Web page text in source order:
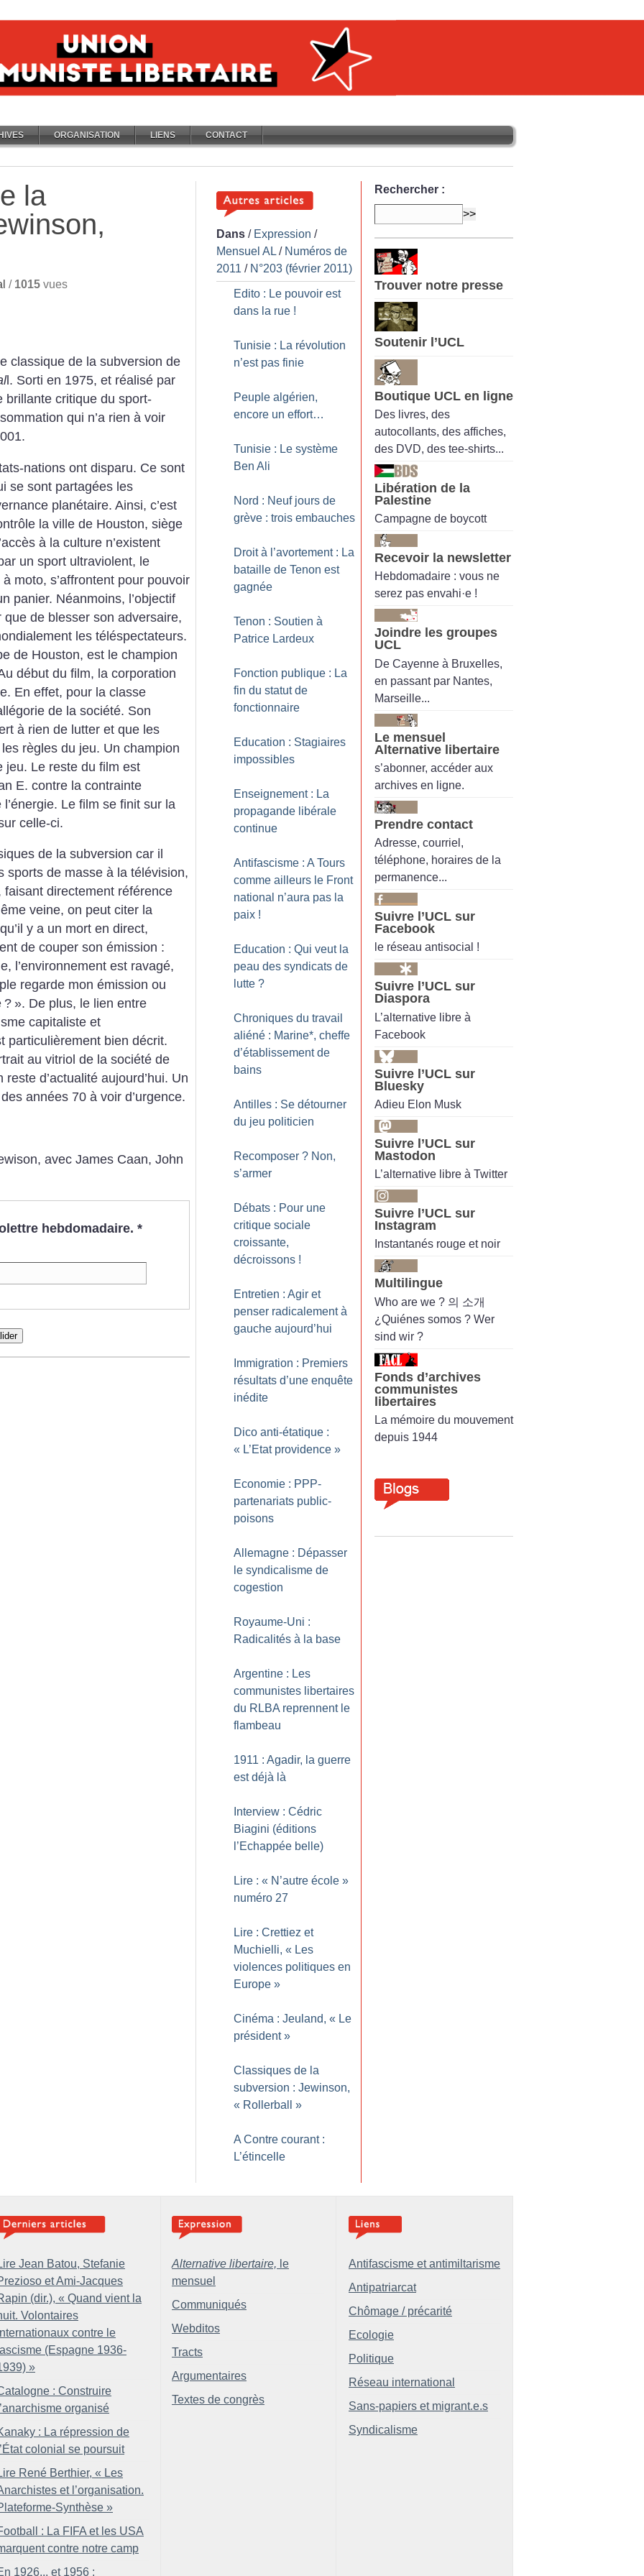
ORGANISATION LIENS CONTACT
la
/ 1015 vues
classique de la subversion de
l. Sorti en 1975, et réalisé par
brillante critique du sport-
qui n’a rien à voir
nations ont disparu. Ce sont
se sont partagées les
planétaire. Ainsi, c’est
la ville de Houston, siège
à la culture n’existent
un sport ultraviolent, le
moto, s’affrontent pour pouvoir
panier. Néanmoins, l’objectif
que de blesser son adversaire,
les téléspectateurs.
de Houston, est le champion
début du film, la corporation
En effet, pour la classe
de la société. Son
à rien de lutter et que les
règles du jeu. Un champion
jeu. Le reste du film est
E. contre la contrainte
Le film se finit sur la
celle-ci.
de la subversion car il
sports de masse à la télévision,
faisant directement référence
veine, on peut citer la
y a un mort en direct,
de couper son émission :
l’environnement est ravagé,
regarde mon émission ou
? ». De plus, le lien entre
capitaliste et
particulièrement bien décrit.
au vitriol de la société de
d’actualité aujourd’hui. Un
années 70 à voir d’urgence.
avec James Caan, John
hebdomadaire. *
Dans / Expression /
Mensuel AL / Numéros de
2011 / N°203 (février 2011)
Edito : Le pouvoir est
dans la rue !
Tunisie : La révolution
n’est pas finie
Peuple algérien,
encore un effort…
Tunisie : Le système
Ben Ali
Nord : Neuf jours de
grève : trois embauches
Droit à l’avortement : La
bataille de Tenon est
gagnée
Tenon : Soutien à
Patrice Lardeux
Fonction publique : La
fin du statut de
fonctionnaire
Education : Stagiaires
impossibles
Enseignement : La
propagande libérale
continue
Antifascisme : A Tours
comme ailleurs le Front
national n’aura pas la
paix !
Education : Qui veut la
peau des syndicats de
lutte ?
Chroniques du travail
aliéné : Marine*, cheffe
d’établissement de
bains
Antilles : Se détourner
du jeu politicien
Recomposer ? Non,
s’armer
Débats : Pour une
critique sociale
croissante,
décroissons !
Entretien : Agir et
penser radicalement à
gauche aujourd’hui
Immigration : Premiers
résultats d’une enquête
inédite
Dico anti-étatique :
« L’Etat providence »
Economie : PPP-
partenariats public-
poisons
Allemagne : Dépasser
le syndicalisme de
cogestion
Royaume-Uni :
Radicalités à la base
Argentine : Les
communistes libertaires
du RLBA reprennent le
flambeau
1911 : Agadir, la guerre
est déjà là
Interview : Cédric
Biagini (éditions
l’Echappée belle)
Lire : « N’autre école »
numéro 27
Lire : Crettiez et
Muchielli, « Les
violences politiques en
Europe »
Cinéma : Jeuland, « Le
président »
Classiques de la
subversion : Jewinson,
« Rollerball »
A Contre courant :
L’étincelle
Rechercher :
Trouver notre presse
Soutenir l’UCL
Boutique UCL en ligne
Des livres, des
autocollants, des affiches,
des DVD, des tee-shirts...
Libération de la
Palestine
Campagne de boycott
Recevoir la newsletter
Hebdomadaire : vous ne
serez pas envahi·e !
Joindre les groupes
UCL
De Cayenne à Bruxelles,
en passant par Nantes,
Marseille...
Le mensuel
Alternative libertaire
s’abonner, accéder aux
archives en ligne.
Prendre contact
Adresse, courriel,
téléphone, horaires de la
permanence...
Suivre l’UCL sur
Facebook
le réseau antisocial !
Suivre l’UCL sur
Diaspora
L’alternative libre à
Facebook
Suivre l’UCL sur
Bluesky
Adieu Elon Musk
Suivre l’UCL sur
Mastodon
L’alternative libre à Twitter
Suivre l’UCL sur
Instagram
Instantanés rouge et noir
Multilingue
Who are we ? 의 소개
¿Quiénes somos ? Wer
sind wir ?
Fonds d’archives
communistes
libertaires
La mémoire du mouvement
depuis 1944
Jean Batou, Stefanie
et Ami-Jacques
(dir.), « Quand vient la
Volontaires
contre le
(Espagne 1936-
»
: Construire
organisé
: La répression de
colonial se poursuit
René Berthier, « Les
et l’organisation.
Synthèse »
: La FIFA et les USA
contre notre camp
1926... et 1956 :
Alternative libertaire, le
mensuel
Communiqués
Webditos
Tracts
Argumentaires
Textes de congrès
Antifascisme et antimiltarisme
Antipatriarcat
Chômage / précarité
Ecologie
Politique
Réseau international
Sans-papiers et migrant.e.s
Syndicalisme